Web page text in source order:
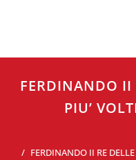
FERDINANDO II
PIU’
FERDINANDO II RE